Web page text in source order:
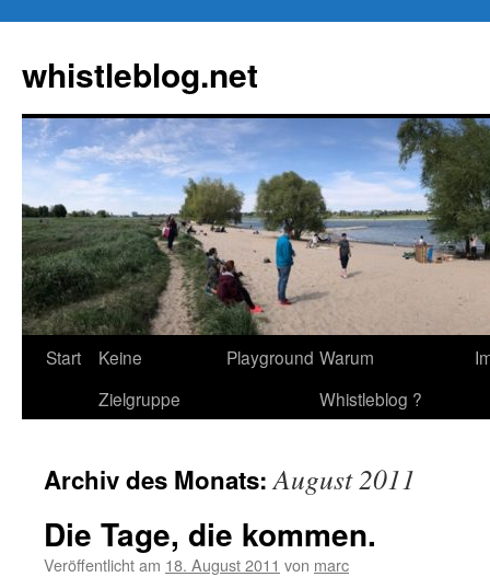
springen
whistleblog.net
Start
Keine
Zielgruppe
Playground Warum
Whistleblog ?
Archiv des Monats:August 2011
Die Tage, die kommen.
Veröffentlicht am 18. August 2011 von marc